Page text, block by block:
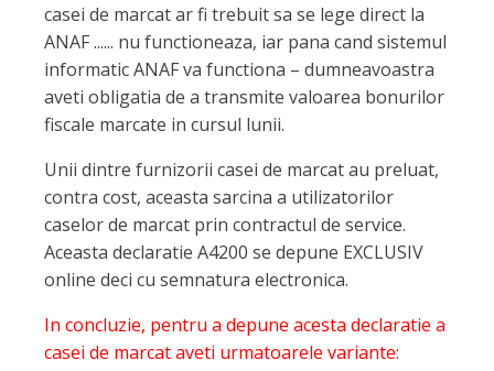
casei de marcat ar fi trebuit sa se lege direct la
ANAF ...... nu functioneaza, iar pana cand sistemul
informatic ANAF va functiona – dumneavoastra
aveti obligatia de a transmite valoarea bonurilor
fiscale marcate in cursul lunii.
Unii dintre furnizorii casei de marcat au preluat,
contra cost, aceasta sarcina a utilizatorilor
caselor de marcat prin contractul de service.
Aceasta declaratie A4200 se depune EXCLUSIV
online deci cu semnatura electronica.
In concluzie, pentru a depune acesta declaratie a
casei de marcat aveti urmatoarele variante: